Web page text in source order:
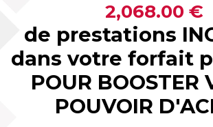
2,068.00 €
de prestations
dans votre forfait
POUR BOOSTER
POUVOIR